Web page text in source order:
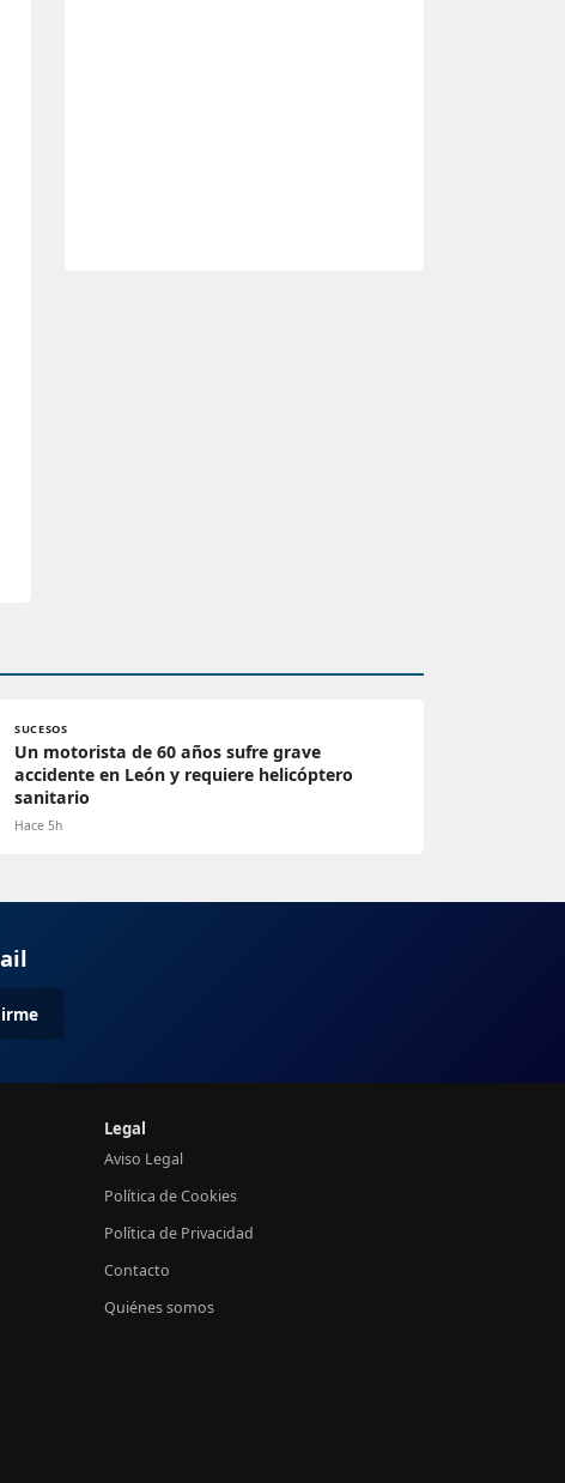
SUCESOS
Un motorista de 60 años sufre grave
accidente en León y requiere helicóptero
sanitario
Hace 5h
Legal
Aviso Legal
Política de Cookies
Política de Privacidad
Contacto
Quiénes somos